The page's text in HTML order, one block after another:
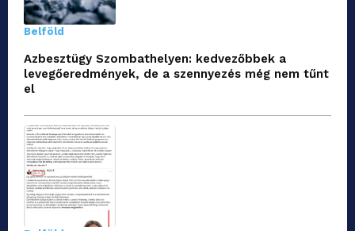
Belföld
Azbesztügy Szombathelyen: kedvezőbbek a
levegőeredmények, de a szennyezés még nem tűnt
el